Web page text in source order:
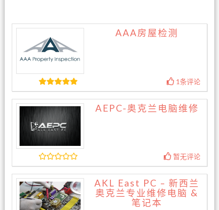
AAA房屋检测
1条评论
AEPC-奥克兰电脑维修
暂无评论
AKL East PC – 新西兰
奥克兰专业维修电脑 &
笔记本